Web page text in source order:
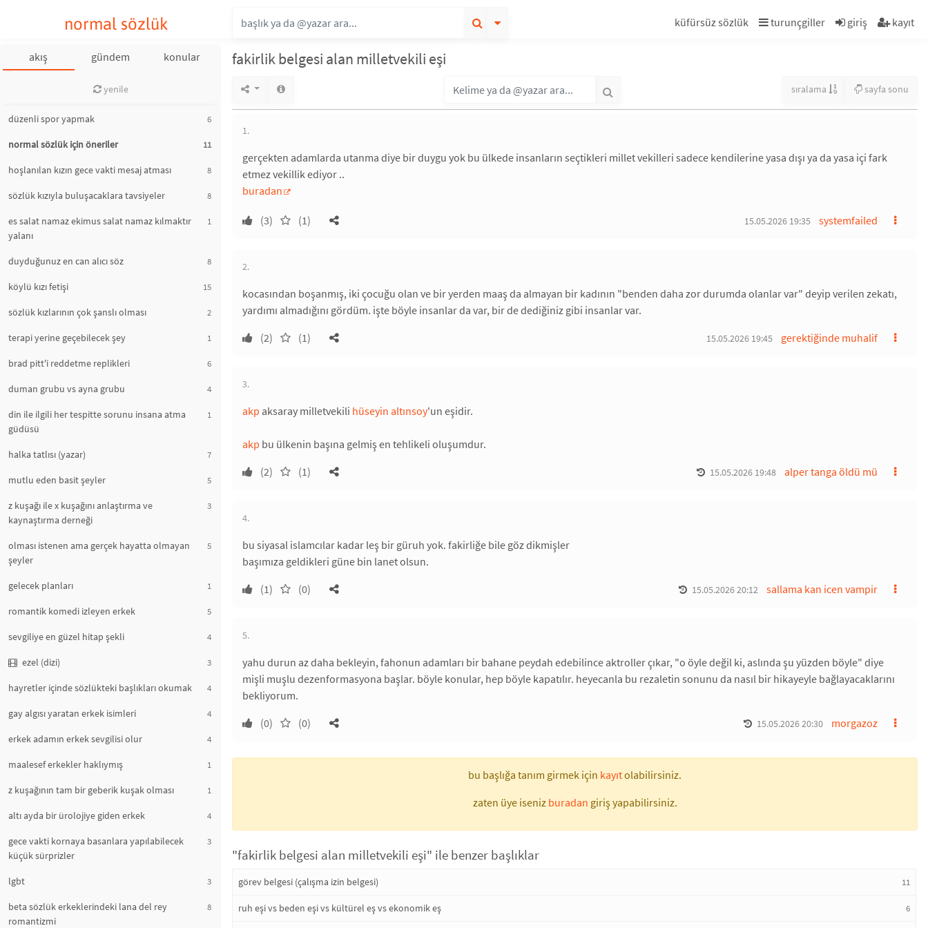
normal sözlük küfürsüz sözlük turunçgiller giriş kayıt
akış gündem konular
yenile
düzenli spor yapmak 6
normal sözlük için öneriler 11
hoşlanılan kızın gece vakti mesaj atması 8
sözlük kızıyla buluşacaklara tavsiyeler 8
es salat namaz ekimus salat namaz kılmaktır
yalanı
1
duyduğunuz en can alıcı söz 8
köylü kızı fetişi 15
sözlük kızlarının çok şanslı olması 2
terapi yerine geçebilecek şey 1
brad pitt'i reddetme replikleri 6
duman grubu vs ayna grubu 4
din ile ilgili her tespitte sorunu insana atma
güdüsü
1
halka tatlısı (yazar) 7
mutlu eden basit şeyler 5
z kuşağı ile x kuşağını anlaştırma ve
kaynaştırma derneği
3
olması istenen ama gerçek hayatta olmayan
şeyler
5
gelecek planları 1
romantik komedi izleyen erkek 5
sevgiliye en güzel hitap şekli 4
ezel (dizi) 3
hayretler içinde sözlükteki başlıkları okumak 4
gay algısı yaratan erkek isimleri 4
erkek adamın erkek sevgilisi olur 4
maalesef erkekler haklıymış 1
z kuşağının tam bir geberik kuşak olması 1
altı ayda bir ürolojiye giden erkek 4
gece vakti kornaya basanlara yapılabilecek
küçük sürprizler
3
lgbt 3
beta sözlük erkeklerindeki lana del rey
romantizmi
8
fakirlik belgesi alan milletvekili eşi
sıralama sayfa sonu
1.
gerçekten adamlarda utanma diye bir duygu yok bu ülkede insanların seçtikleri millet vekilleri sadece kendilerine yasa dışı ya da yasa içi fark
etmez vekillik ediyor ..
buradan
(3) (1) systemfailed
15.05.2026 19:35
2.
kocasından boşanmış, iki çocuğu olan ve bir yerden maaş da almayan bir kadının "benden daha zor durumda olanlar var" deyip verilen zekatı,
yardımı almadığını gördüm. işte böyle insanlar da var, bir de dediğiniz gibi insanlar var.
(2)
(1) gerektiğinde muhalif
15.05.2026 19:45
3.
akp aksaray milletvekili hüseyin altınsoy'un eşidir.
akp bu ülkenin başına gelmiş en tehlikeli oluşumdur.
(2)
(1) alper tanga öldü mü
15.05.2026 19:48
4.
bu siyasal islamcılar kadar leş bir güruh yok. fakirliğe bile göz dikmişler
başımıza geldikleri güne bin lanet olsun.
(1)
(0) sallama kan icen vampir
15.05.2026 20:12
5.
yahu durun az daha bekleyin, fahonun adamları bir bahane peydah edebilince aktroller çıkar, "o öyle değil ki, aslında şu yüzden böyle" diye
mişli muşlu dezenformasyona başlar. böyle konular, hep böyle kapatılır. heyecanla bu rezaletin sonunu da nasıl bir hikayeyle bağlayacaklarını
bekliyorum.
(0)
(0) morgazoz
15.05.2026 20:30
bu başlığa tanım girmek için kayıtolabilirsiniz.
zaten üye iseniz buradan giriş yapabilirsiniz.
"fakirlik belgesi alan milletvekili eşi" ile benzer başlıklar
görev belgesi (çalışma izin belgesi) 11
ruh eşi vs beden eşi vs kültürel eş vs ekonomik eş 6